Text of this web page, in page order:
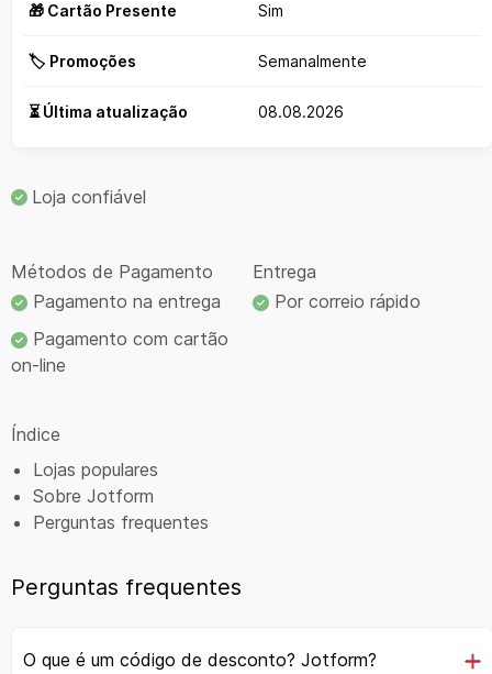
🎁 Cartão Presente Sim
🏷️ Promoções Semanalmente
⏳ Última atualização 08.08.2026
Loja confiável
Métodos de Pagamento
Pagamento na entrega
Pagamento com cartão
on-line
Entrega
Por correio rápido
Índice
Lojas populares
Sobre Jotform
Perguntas frequentes
Perguntas frequentes
O que é um código de desconto? Jotform?